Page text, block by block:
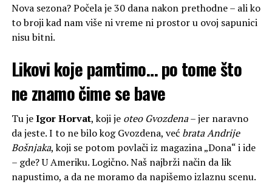
Nova sezona? Počela je 30 dana nakon prethodne – ali ko
to broji kad nam više ni vreme ni prostor u ovoj sapunici
nisu bitni.
Likovi koje pamtimo… po tome što
ne znamo čime se bave
Tu jeIgor Horvat, koji je oteo Gvozdena– jer naravno
da jeste. I to ne bilo kog Gvozdena, već brata Andrije
Bošnjaka, koji se potom povlači iz magazina „Dona“ i ide
– gde? U Ameriku. Logično. Naš najbrži način da lik
napustimo, a da ne moramo da napišemo izlaznu scenu.